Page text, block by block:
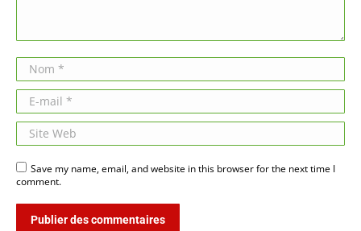
Nom *
E-mail *
Site Web
Save my name, email, and website in this browser for the next time I
comment.
Publier des commentaires